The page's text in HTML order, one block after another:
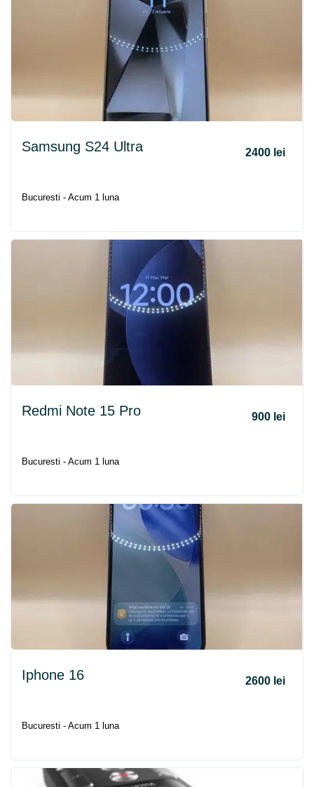
Samsung S24 Ultra 2400 lei
Bucuresti - Acum 1 luna
Redmi Note 15 Pro 900 lei
Bucuresti - Acum 1 luna
Iphone 16 2600 lei
Bucuresti - Acum 1 luna